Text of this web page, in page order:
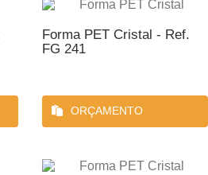
Forma PET Cristal - Ref.
FG 241
ORÇAMENTO